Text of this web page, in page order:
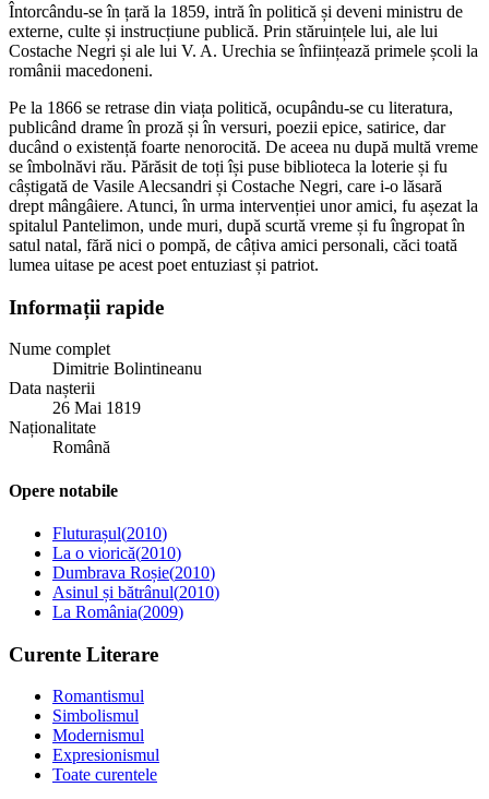
Întorcându-se în țară la 1859, intră în politică și deveni ministru de
externe, culte și instrucțiune publică. Prin stăruințele lui, ale lui
Costache Negri și ale lui V. A. Urechia se înființează primele școli la
românii macedoneni.
Pe la 1866 se retrase din viața politică, ocupându-se cu literatura,
publicând drame în proză și în versuri, poezii epice, satirice, dar
ducând o existență foarte nenorocită. De aceea nu după multă vreme
se îmbolnăvi rău. Părăsit de toți își puse biblioteca la loterie și fu
câștigată de Vasile Alecsandri și Costache Negri, care i-o lăsară
drept mângâiere. Atunci, în urma intervenției unor amici, fu așezat la
spitalul Pantelimon, unde muri, după scurtă vreme și fu îngropat în
satul natal, fără nici o pompă, de câțiva amici personali, căci toată
lumea uitase pe acest poet entuziast și patriot.
Informații rapide
Nume complet
Dimitrie Bolintineanu
Data nașterii
26 Mai 1819
Naționalitate
Română
Opere notabile
Fluturașul(2010)
La o viorică(2010)
Dumbrava Roșie(2010)
Asinul și bătrânul(2010)
La România(2009)
Curente Literare
Romantismul
Simbolismul
Modernismul
Expresionismul
Toate curentele